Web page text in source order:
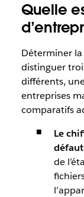
Quelle
Déterminer
distinguer
différents,
entreprises
comparatifs
Le
défaut
de